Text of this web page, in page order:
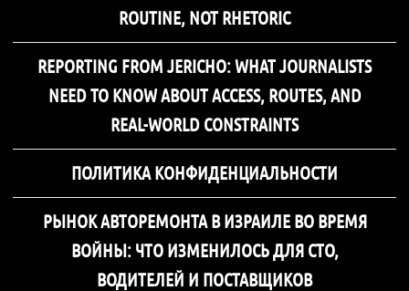
ROUTINE, NOT RHETORIC
REPORTING FROM JERICHO: WHAT JOURNALISTS
NEED TO KNOW ABOUT ACCESS, ROUTES, AND
REAL-WORLD CONSTRAINTS
ПОЛИТИКА КОНФИДЕНЦИАЛЬНОСТИ
РЫНОК АВТОРЕМОНТА В ИЗРАИЛЕ ВО ВРЕМЯ
ВОЙНЫ: ЧТО ИЗМЕНИЛОСЬ ДЛЯ СТО,
ВОДИТЕЛЕЙ И ПОСТАВЩИКОВ